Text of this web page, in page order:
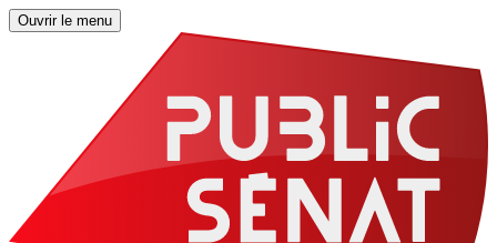
Ouvrir le menu